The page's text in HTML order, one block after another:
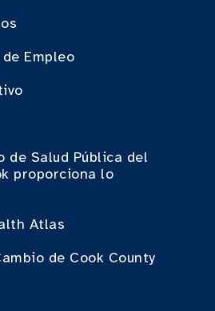
Empleo
de Salud Pública del
proporciona lo
Atlas
de Cook County